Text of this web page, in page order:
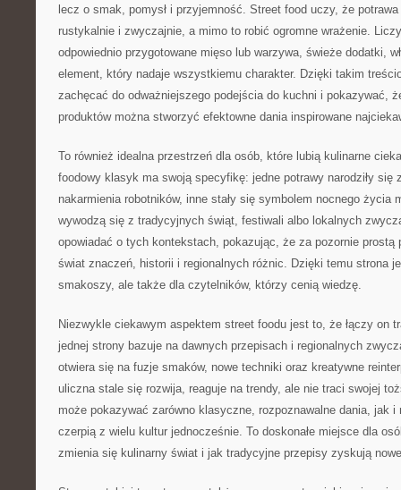
lecz o smak, pomysł i przyjemność. Street food uczy, że
rustykalnie i zwyczajnie, a mimo to robić ogromne wrażenie.
odpowiednio przygotowane mięso lub warzywa, świeże dodatki,
element, który nadaje wszystkiemu charakter. Dzięki takim
zachęcać do odważniejszego podejścia do kuchni i pokazywać,
produktów można stworzyć efektowne dania inspirowane
To również idealna przestrzeń dla osób, które lubią kulinarne
foodowy klasyk ma swoją specyfikę: jedne potrawy narodziły się
nakarmienia robotników, inne stały się symbolem nocnego życia
wywodzą się z tradycyjnych świąt, festiwali albo lokalnych
opowiadać o tych kontekstach, pokazując, że za pozornie prostą
świat znaczeń, historii i regionalnych różnic. Dzięki temu strona
smakoszy, ale także dla czytelników, którzy cenią wiedzę.
Niezwykle ciekawym aspektem street foodu jest to, że łączy on
jednej strony bazuje na dawnych przepisach i regionalnych
otwiera się na fuzje smaków, nowe techniki oraz kreatywne
uliczna stale się rozwija, reaguje na trendy, ale nie traci swojej
może pokazywać zarówno klasyczne, rozpoznawalne dania, jak i
czerpią z wielu kultur jednocześnie. To doskonałe miejsce dla
zmienia się kulinarny świat i jak tradycyjne przepisy zyskują